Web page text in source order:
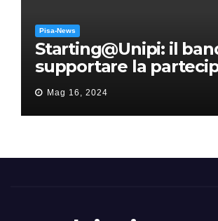
Pisa-News
Starting@Unipi: il
supportare la
all’ERC Starting Grant
Mag 16, 2024